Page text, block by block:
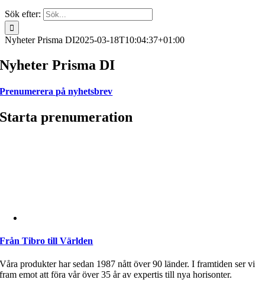
Sök efter:
Nyheter Prisma DI2025-03-18T10:04:37+01:00
Nyheter Prisma DI
Prenumerera på nyhetsbrev
Starta prenumeration
Från Tibro till Världen
Våra produkter har sedan 1987 nått över 90 länder. I framtiden ser vi
fram emot att föra vår över 35 år av expertis till nya horisonter.